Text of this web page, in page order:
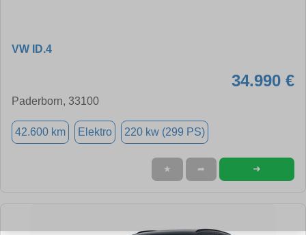
VW ID.4
34.990 €
Paderborn, 33100
42.600 km Elektro 220 kw (299 PS)
★ ➦ ➜